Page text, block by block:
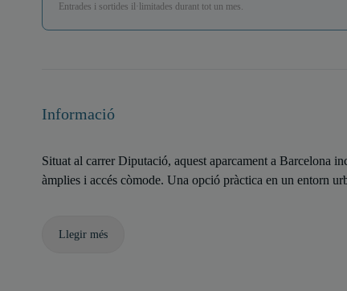
Entrades i sortides il·limitades durant tot un mes.
Informació
Situat al carrer Diputació, aquest aparcament a Barcelona
àmplies i accés còmode. Una opció pràctica en un entorn
Llegir més